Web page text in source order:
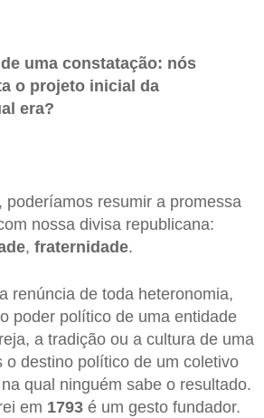
uma constatação: nós
o projeto inicial da
era?
poderíamos resumir a promessa
nossa divisa republicana:
, fraternidade.
renúncia de toda heteronomia,
poder político de uma entidade
a tradição ou a cultura de uma
o destino político de um coletivo
qual ninguém sabe o resultado.
em 1793 é um gesto fundador.